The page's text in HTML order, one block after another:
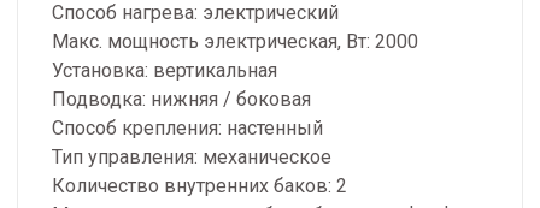
Способ нагрева: электрический
Макс. мощность электрическая, Вт: 2000
Установка: вертикальная
Подводка: нижняя / боковая
Способ крепления: настенный
Тип управления: механическое
Количество внутренних баков: 2